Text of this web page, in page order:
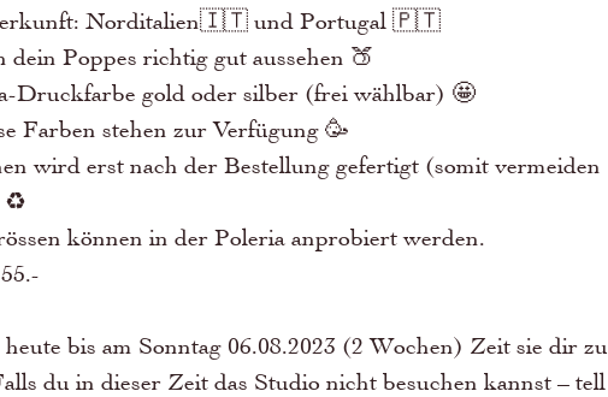
Norditalien🇮🇹 und Portugal 🇵🇹
dein Poppes richtig gut aussehen 🍑
Druckfarbe gold oder silber (frei wählbar) 🤩
Farben stehen zur Verfügung 🥳
♻
können in der Poleria anprobiert werden.
55.-
bis am Sonntag 06.08.2023 (2 Wochen) Zeit sie dir zu
du in dieser Zeit das Studio nicht besuchen kannst – tell